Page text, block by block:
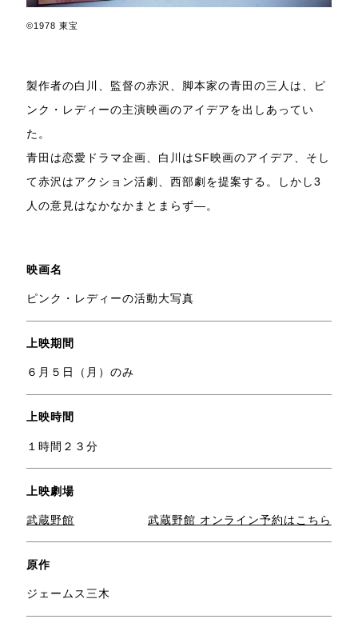
©1978 東宝
製作者の白川、監督の赤沢、脚本家の青田の三人は、ピ
ンク・レディーの主演映画のアイデアを出しあってい
た。
青田は恋愛ドラマ企画、白川はSF映画のアイデア、そし
て赤沢はアクション活劇、西部劇を提案する。しかし3
人の意見はなかなかまとまらず―。
映画名
ピンク・レディーの活動大写真
上映期間
６月５日（月）のみ
上映時間
１時間２３分
上映劇場
武蔵野館 武蔵野館 オンライン予約はこちら
原作
ジェームス三木